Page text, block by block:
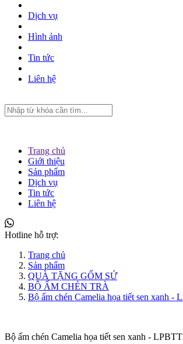
Dịch vụ
Hình ảnh
Tin tức
Liên hệ
Trang chủ
Giới thiệu
Sản phẩm
Dịch vụ
Tin tức
Liên hệ
Hotline hỗ trợ:
Trang chủ
Sản phẩm
QUÀ TẶNG GỐM SỨ
BỘ ẤM CHÉN TRÀ
Bộ ấm chén Camelia họa tiết sen xanh -
Bộ ấm chén Camelia họa tiết sen xanh -